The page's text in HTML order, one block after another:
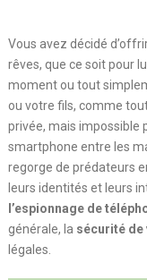
Vous avez décidé
rêves, que ce soit pour
moment ou tout
ou votre fils, comme
privée, mais impossible
smartphone entre les
regorge de prédateurs
leurs identités et leurs
l’espionnage de
générale, la sécurité
légales.